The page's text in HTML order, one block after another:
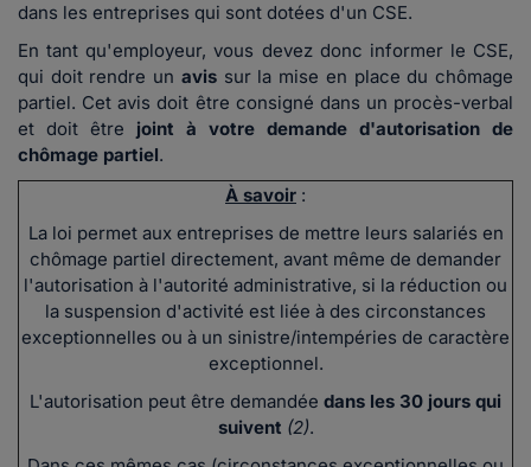
dans les entreprises qui sont dotées d'un CSE.
En tant qu'employeur, vous devez donc informer le CSE,
qui doit rendre un avissur la mise en place du chômage
partiel. Cet avis doit être consigné dans un procès-verbal
et doit être joint à votre demande d'autorisation de
chômage partiel.
À savoir :
La loi permet aux entreprises de mettre leurs salariés en
chômage partiel directement, avant même de demander
l'autorisation à l'autorité administrative, si la réduction ou
la suspension d'activité est liée à des circonstances
exceptionnelles ou à un sinistre/intempéries de caractère
exceptionnel.
L'autorisation peut être demandée dans les 30 jours qui
suivent (2).